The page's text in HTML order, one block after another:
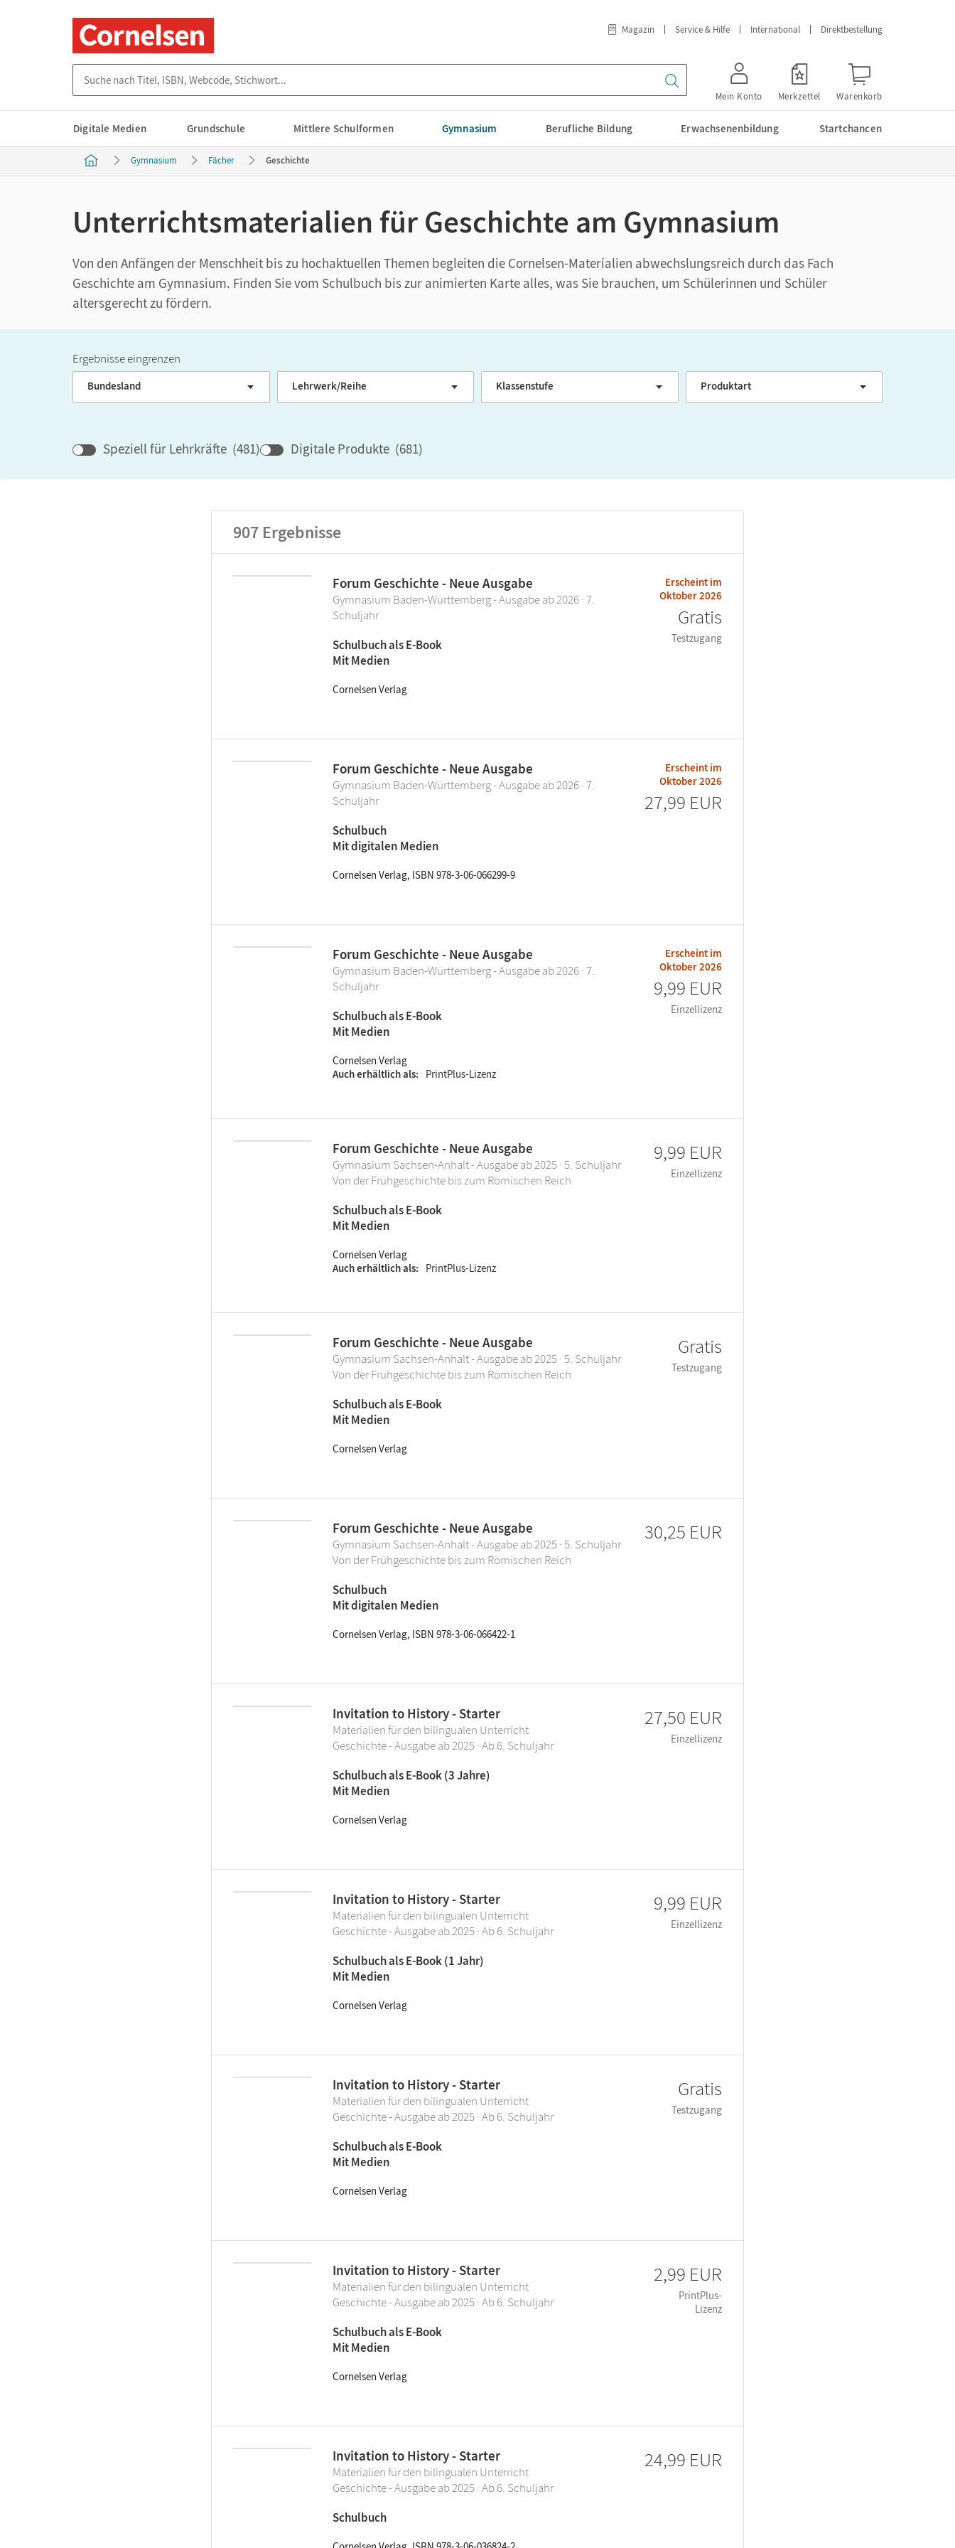
Magazin Service & Hilfe International Direktbestellung
Mein Konto Merkzettel Warenkorb
Digitale Medien Grundschule Mittlere Schulformen Gymnasium Berufliche Bildung Erwachsenenbildung Startchancen
Gymnasium Fächer Geschichte
Unterrichtsmaterialien für Geschichte am Gymnasium
Von den Anfängen der Menschheit bis zu hochaktuellen Themen begleiten die Cornelsen-Materialien abwechslungsreich durch das Fach
Geschichte am Gymnasium. Finden Sie vom Schulbuch bis zur animierten Karte alles, was Sie brauchen, um Schülerinnen und Schüler
altersgerecht zu fördern.
Ergebnisse eingrenzen
Bundesland Lehrwerk/Reihe Klassenstufe Produktart
Speziell für Lehrkräfte (481) Digitale Produkte (681)
907 Ergebnisse
Forum Geschichte - Neue Ausgabe
Gymnasium Baden-Württemberg - Ausgabe ab 2026 · 7.
Schuljahr
Schulbuch als E-Book
Mit Medien
Cornelsen Verlag
Erscheint im
Oktober 2026
Gratis
Testzugang
Forum Geschichte - Neue Ausgabe
Gymnasium Baden-Württemberg - Ausgabe ab 2026 · 7.
Schuljahr
Schulbuch
Mit digitalen Medien
Cornelsen Verlag, ISBN 978-3-06-066299-9
Erscheint im
Oktober 2026
27,99 EUR
Forum Geschichte - Neue Ausgabe
Gymnasium Baden-Württemberg - Ausgabe ab 2026 · 7.
Schuljahr
Schulbuch als E-Book
Mit Medien
Cornelsen Verlag
Auch erhältlich als
PrintPlus-Lizenz
Erscheint im
Oktober 2026
9,99 EUR
Einzellizenz
Forum Geschichte - Neue Ausgabe
Gymnasium Sachsen-Anhalt - Ausgabe ab 2025 · 5. Schuljahr
Von der Frühgeschichte bis zum Römischen Reich
Schulbuch als E-Book
Mit Medien
Cornelsen Verlag
Auch erhältlich als
PrintPlus-Lizenz
9,99 EUR
Einzellizenz
Forum Geschichte - Neue Ausgabe
Gymnasium Sachsen-Anhalt - Ausgabe ab 2025 · 5. Schuljahr
Von der Frühgeschichte bis zum Römischen Reich
Schulbuch als E-Book
Mit Medien
Cornelsen Verlag
Gratis
Testzugang
Forum Geschichte - Neue Ausgabe
Gymnasium Sachsen-Anhalt - Ausgabe ab 2025 · 5. Schuljahr
Von der Frühgeschichte bis zum Römischen Reich
Schulbuch
Mit digitalen Medien
Cornelsen Verlag, ISBN 978-3-06-066422-1
30,25 EUR
Invitation to History - Starter
Materialien für den bilingualen Unterricht
Geschichte - Ausgabe ab 2025 · Ab 6. Schuljahr
Schulbuch als E-Book (3 Jahre)
Mit Medien
Cornelsen Verlag
27,50 EUR
Einzellizenz
Invitation to History - Starter
Materialien für den bilingualen Unterricht
Geschichte - Ausgabe ab 2025 · Ab 6. Schuljahr
Schulbuch als E-Book (1 Jahr)
Mit Medien
Cornelsen Verlag
9,99 EUR
Einzellizenz
Invitation to History - Starter
Materialien für den bilingualen Unterricht
Geschichte - Ausgabe ab 2025 · Ab 6. Schuljahr
Schulbuch als E-Book
Mit Medien
Cornelsen Verlag
Gratis
Testzugang
Invitation to History - Starter
Materialien für den bilingualen Unterricht
Geschichte - Ausgabe ab 2025 · Ab 6. Schuljahr
Schulbuch als E-Book
Mit Medien
Cornelsen Verlag
2,99 EUR
PrintPlus-
Lizenz
Invitation to History - Starter
Materialien für den bilingualen Unterricht
Geschichte - Ausgabe ab 2025 · Ab 6. Schuljahr
Schulbuch
24,99 EUR